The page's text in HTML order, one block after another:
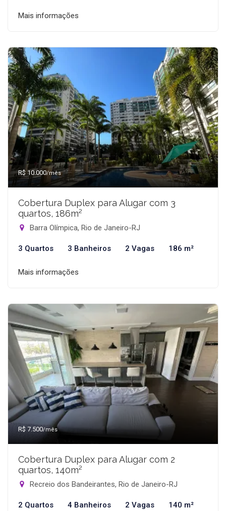
Mais informações
R$ 10.000/mês
Cobertura Duplex para Alugar com 3
quartos, 186m²
Barra Olímpica, Rio de Janeiro-RJ
3 Quartos 3 Banheiros 2 Vagas 186 m²
Mais informações
R$ 7.500/mês
Cobertura Duplex para Alugar com 2
quartos, 140m²
Recreio dos Bandeirantes, Rio de Janeiro-RJ
2 Quartos 4 Banheiros 2 Vagas 140 m²